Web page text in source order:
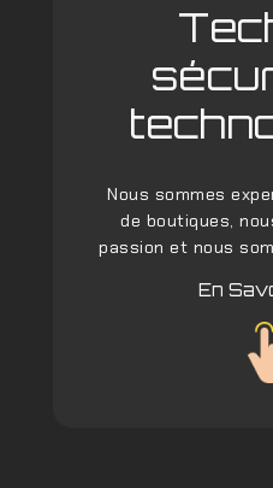
Nous sommes
de boutiques,
passion et nous
En